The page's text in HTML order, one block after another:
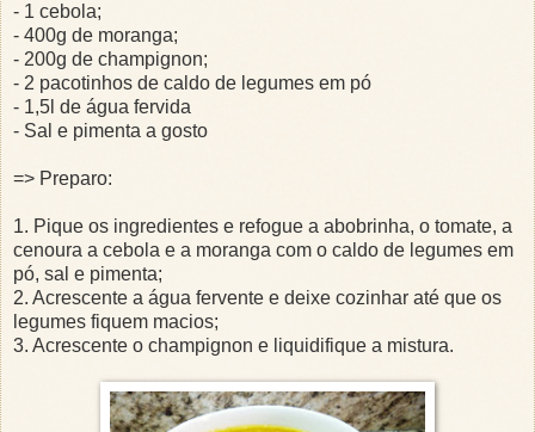
- 1 cebola;
- 400g de moranga;
- 200g de champignon;
- 2 pacotinhos de caldo de legumes em pó
- 1,5l de água fervida
- Sal e pimenta a gosto
=> Preparo:
1. Pique os ingredientes e refogue a abobrinha, o tomate, a
cenoura a cebola e a moranga com o caldo de legumes em
pó, sal e pimenta;
2. Acrescente a água fervente e deixe cozinhar até que os
legumes fiquem macios;
3. Acrescente o champignon e liquidifique a mistura.